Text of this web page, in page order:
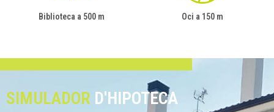
Biblioteca a 500 m Oci a 150 m
SIMULADOR D'HIPOTECA